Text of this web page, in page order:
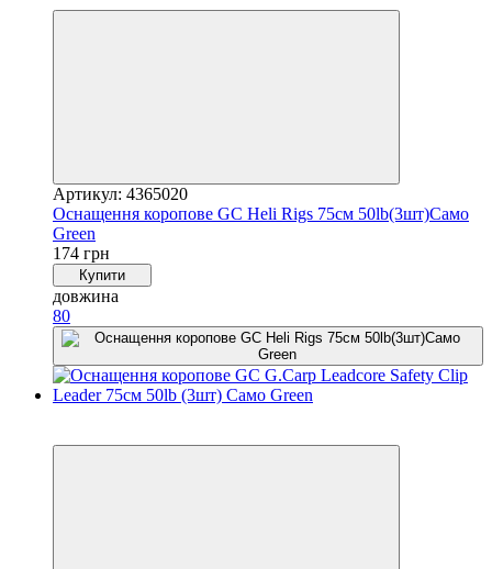
Артикул: 4365020
Оснащення коропове GC Heli Rigs 75см 50lb(3шт)Caмo
Green
174 грн
Купити
довжина
80